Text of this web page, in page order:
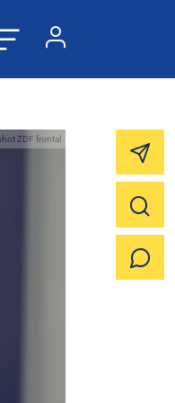
ZDF frontal